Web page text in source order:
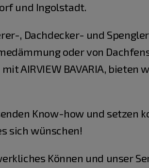
und Ingolstadt.
, Dachdecker- und
oder von
AIRVIEW BAVARIA, bieten
Know-how und setzen
sich wünschen!
Können und unser